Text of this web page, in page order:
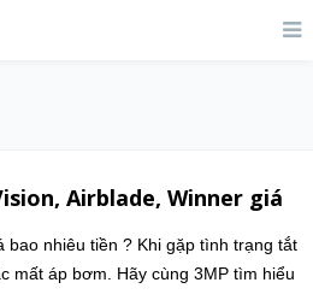
Airblade, Winner giá
bao nhiêu tiền ? Khi gặp tình trạng tắt
mất áp bơm. Hãy cùng 3MP tìm hiểu